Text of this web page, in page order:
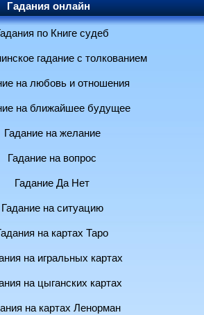
Гадания онлайн
по Книге судеб
гадание с толкованием
на любовь и отношения
на ближайшее будущее
Гадание на желание
Гадание на вопрос
Гадание Да Нет
Гадание на ситуацию
на картах Таро
на игральных картах
на цыганских картах
на картах Ленорман